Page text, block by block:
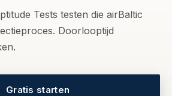
Tests testen die airBaltic
Doorlooptijd
Gratis starten